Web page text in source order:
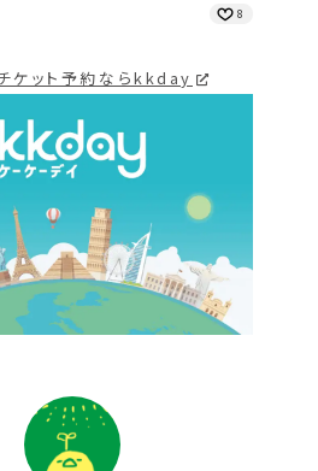
8
ケット予約ならkkday